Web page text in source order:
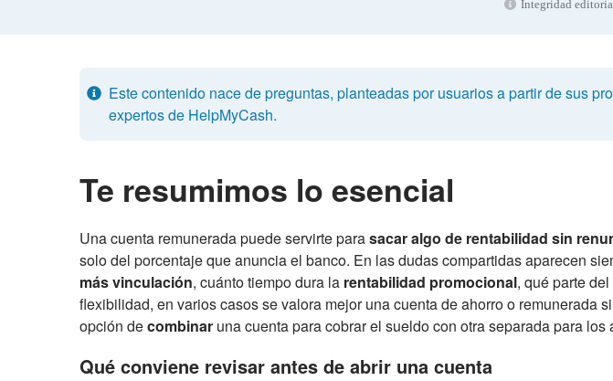
Integridad
Este contenido nace de preguntas, planteadas por usuarios a partir de sus
expertos de HelpMyCash.
Te resumimos lo esencial
Una cuenta remunerada puede servirte parasacar algo de rentabilidad sin
solo del porcentaje que anuncia el banco. En las dudas compartidas aparecen
más vinculación, cuánto tiempo dura la rentabilidad promocional, qué parte
flexibilidad, en varios casos se valora mejor una cuenta de ahorro o
opción decombinar una cuenta para cobrar el sueldo con otra separada para los
Qué conviene revisar antes de abrir una cuenta